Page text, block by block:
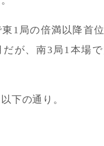
東1局の倍満以降首
だが、南3局1本場
下の通り。